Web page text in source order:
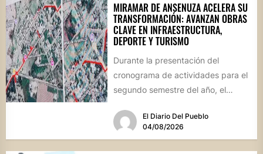
MIRAMAR DE ANSENUZA ACELERA SU
TRANSFORMACIÓN: AVANZAN OBRAS
CLAVE EN INFRAESTRUCTURA,
DEPORTE Y TURISMO
Durante la presentación del
cronograma de actividades para el
segundo semestre del año, el
el estado...El Diario Del Pueblo
04/08/2026